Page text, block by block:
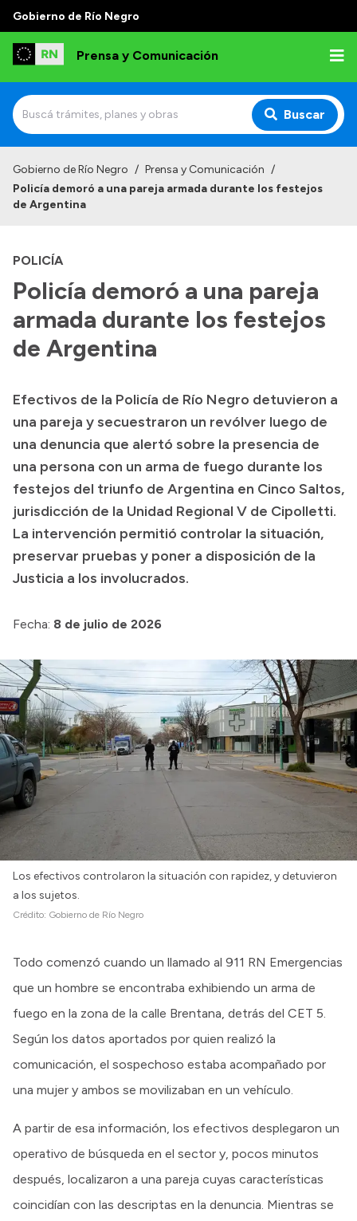
Gobierno de Río Negro
Prensa y Comunicación
Buscar
Institucional
Referentes de prensa
Archivo de noticias
Transparencia
Boletín Oficial
Compras y licitaciones
Consulta de expedientes
Consulta de pago a proveedores
Convocatorias
Intranet
Gobierno de Río Negro / Prensa y Comunicación /
Policía demoró a una pareja armada durante los festejos
de Argentina
POLICÍA
Policía demoró a una pareja
armada durante los festejos
de Argentina
Efectivos de la Policía de Río Negro detuvieron a
una pareja y secuestraron un revólver luego de
una denuncia que alertó sobre la presencia de
una persona con un arma de fuego durante los
festejos del triunfo de Argentina en Cinco Saltos,
jurisdicción de la Unidad Regional V de Cipolletti.
La intervención permitió controlar la situación,
preservar pruebas y poner a disposición de la
Justicia a los involucrados.
Fecha: 8 de julio de 2026
Los efectivos controlaron la situación con rapidez, y detuvieron
a los sujetos.
Crédito: Gobierno de Río Negro
Todo comenzó cuando un llamado al 911 RN Emergencias
que un hombre se encontraba exhibiendo un arma de
fuego en la zona de la calle Brentana, detrás del CET 5.
Según los datos aportados por quien realizó la
comunicación, el sospechoso estaba acompañado por
una mujer y ambos se movilizaban en un vehículo.
A partir de esa información, los efectivos desplegaron un
operativo de búsqueda en el sector y, pocos minutos
después, localizaron a una pareja cuyas características
coincidían con las descriptas en la denuncia. Mientras se